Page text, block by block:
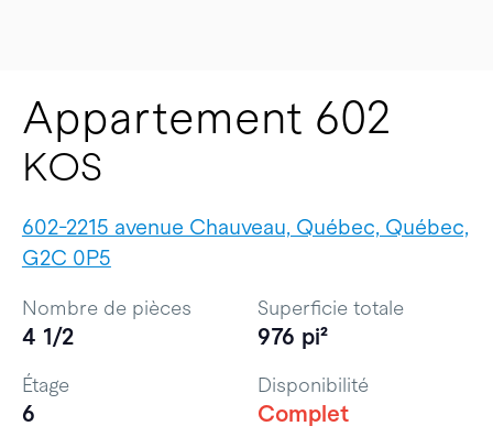
Appartement 602
KOS
602-2215 avenue Chauveau, Québec, Québec,
G2C 0P5
Nombre de pièces
4 1/2
Superficie totale
976 pi²
Étage
6
Disponibilité
Complet